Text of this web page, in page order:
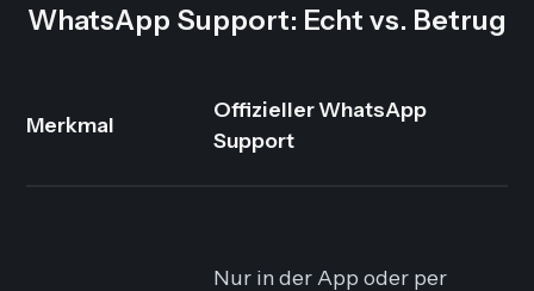
WhatsApp Support: Echt vs. Betrug
Merkmal
Offizieller WhatsApp
Support
Nur in der App oder per